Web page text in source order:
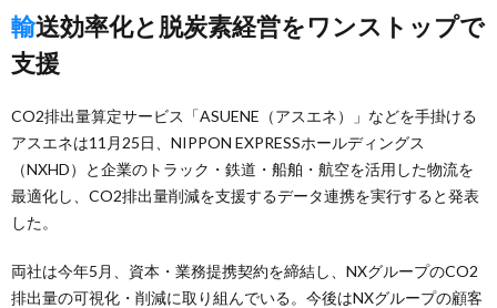
輸送効率化と脱炭素経営をワンストップで
支援
CO2排出量算定サービス「ASUENE（アスエネ）」などを手掛ける
アスエネは11月25日、NIPPON EXPRESSホールディングス
（NXHD）と企業のトラック・鉄道・船舶・航空を活用した物流を
最適化し、CO2排出量削減を支援するデータ連携を実行すると発表
した。
両社は今年5月、資本・業務提携契約を締結し、NXグループのCO2
排出量の可視化・削減に取り組んでいる。今後はNXグループの顧客